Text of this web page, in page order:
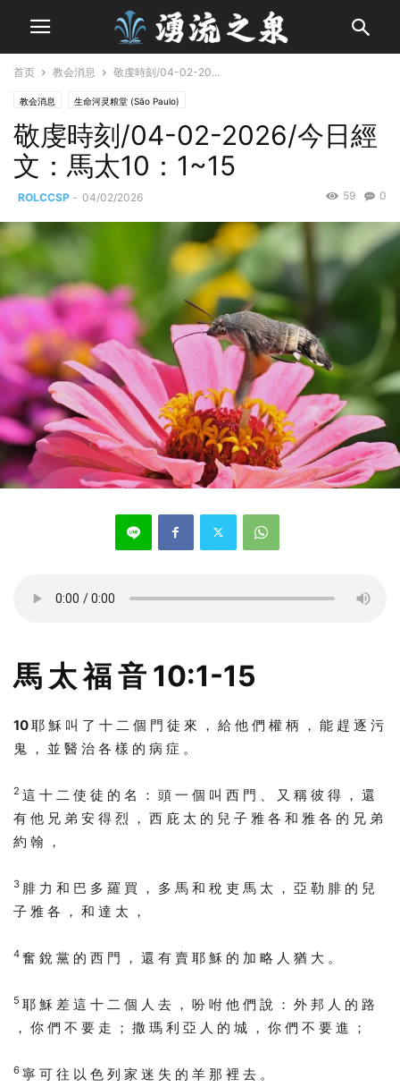
首页 教会消息 敬虔時刻/04-02-20...
教会消息 生命河灵粮堂 (São Paulo)
敬虔時刻/04-02-2026/今日經
文：馬太10：1~15
ROLCCSP - 04/02/2026 0
59
馬 太 福 音 10:1-15
10耶 穌 叫 了 十 二 個 門 徒 來 ， 給 他 們 權 柄 ， 能 趕 逐 污
鬼 ， 並 醫 治 各 樣 的 病 症 。
2 這 十 二 使 徒 的 名 ： 頭 一 個 叫 西 門 、 又 稱 彼 得 ， 還
有 他 兄 弟 安 得 烈 ， 西 庇 太 的 兒 子 雅 各 和 雅 各 的 兄 弟
約 翰 ，
3 腓 力 和 巴 多 羅 買 ， 多 馬 和 稅 吏 馬 太 ， 亞 勒 腓 的 兒
子 雅 各 ， 和 達 太 ，
4 奮 銳 黨 的 西 門 ， 還 有 賣 耶 穌 的 加 略 人 猶 大 。
5 耶 穌 差 這 十 二 個 人 去 ， 吩 咐 他 們 說 ： 外 邦 人 的 路
， 你 們 不 要 走 ； 撒 瑪 利 亞 人 的 城 ， 你 們 不 要 進 ；
6 寧 可 往 以 色 列 家 迷 失 的 羊 那 裡 去 。